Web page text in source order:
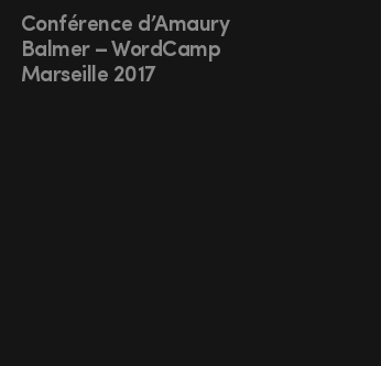
Conférence d’Amaury
Balmer – WordCamp
Marseille 2017